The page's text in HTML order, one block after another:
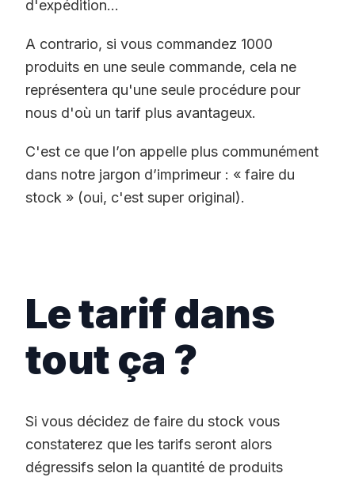
d'expédition...
A contrario, si vous commandez 1000
produits en une seule commande, cela ne
représentera qu'une seule procédure pour
nous d'où un tarif plus avantageux.
C'est ce que l’on appelle plus communément
dans notre jargon d’imprimeur : « faire du
stock » (oui, c'est super original).
Le tarif dans
tout ça ?
Si vous décidez de faire du stock vous
constaterez que les tarifs seront alors
dégressifs selon la quantité de produits